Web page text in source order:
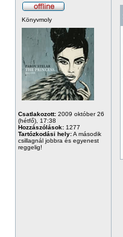
Könyvmoly
Csatlakozott: 2009 október 26
(hétfő), 17:38
Hozzászólások: 1277
Tartózkodási hely:A második
csillagnál jobbra és egyenest
reggelig!